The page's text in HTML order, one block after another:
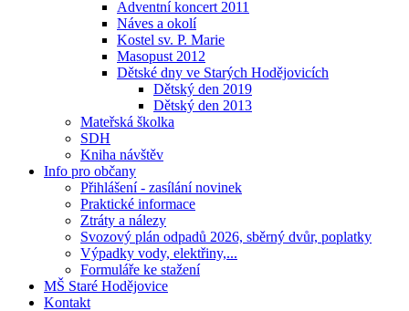
Adventní koncert 2011
Náves a okolí
Kostel sv. P. Marie
Masopust 2012
Dětské dny ve Starých Hodějovicích
Dětský den 2019
Dětský den 2013
Mateřská školka
SDH
Kniha návštěv
Info pro občany
Přihlášení - zasílání novinek
Praktické informace
Ztráty a nálezy
Svozový plán odpadů 2026, sběrný dvůr, poplatky
Výpadky vody, elektřiny,...
Formuláře ke stažení
MŠ Staré Hodějovice
Kontakt